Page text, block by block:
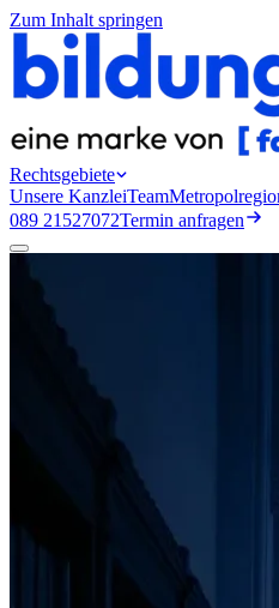
Zum Inhalt springen
Rechtsgebiete
Unsere KanzleiTeam
089 21527072Termin anfragen